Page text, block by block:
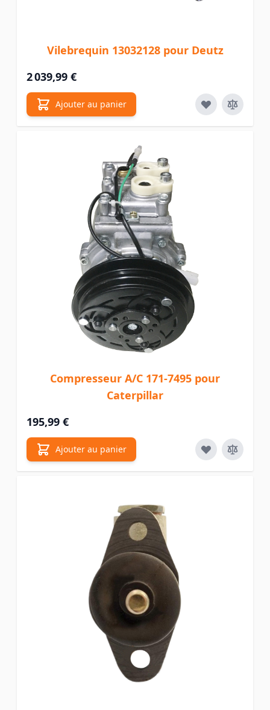
Vilebrequin 13032128 pour Deutz
2 039,99 €
Ajouter au panier
Compresseur A/C 171-7495 pour
Caterpillar
195,99 €
Ajouter au panier